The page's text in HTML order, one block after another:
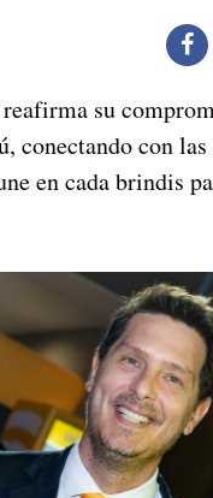
su
conectando con las
en cada brindis